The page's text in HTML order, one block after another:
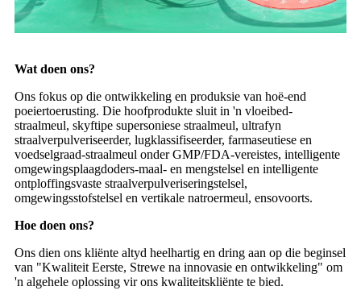
Wat doen ons?
Ons fokus op die ontwikkeling en produksie van hoë-end
poeiertoerusting. Die hoofprodukte sluit in 'n vloeibed-
straalmeul, skyftipe supersoniese straalmeul, ultrafyn
straalverpulveriseerder, lugklassifiseerder, farmaseutiese en
voedselgraad-straalmeul onder GMP/FDA-vereistes, intelligente
omgewingsplaagdoders-maal- en mengstelsel en intelligente
ontploffingsvaste straalverpulveriseringstelsel,
omgewingsstofstelsel en vertikale natroermeul, ensovoorts.
Hoe doen ons?
Ons dien ons kliënte altyd heelhartig en dring aan op die beginsel
van "Kwaliteit Eerste, Strewe na innovasie en ontwikkeling" om
'n algehele oplossing vir ons kwaliteitskliënte te bied.